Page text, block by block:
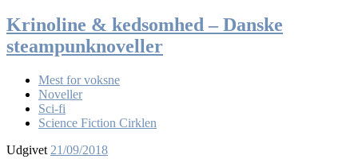
Krinoline & kedsomhed – Danske
steampunknoveller
Mest for voksne
Noveller
Sci-fi
Science Fiction Cirklen
Udgivet 21/09/2018